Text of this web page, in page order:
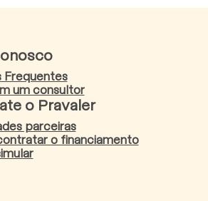
Frequentes
um consultor
o Pravaler
parceiras
o financiamento